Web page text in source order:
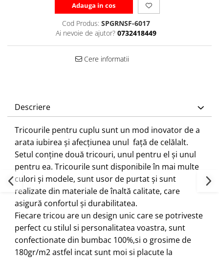
Adauga in cos
Cod Produs: SPGRNSF-6017
Ai nevoie de ajutor? 0732418449
Cere informatii
Descriere
Tricourile pentru cuplu sunt un mod inovator de a
arata iubirea și afecțiunea unul față de celălalt.
Setul conține două tricouri, unul pentru el și unul
pentru ea. Tricourile sunt disponibile în mai multe
culori și modele, sunt usor de purtat și sunt
realizate din materiale de înaltă calitate, care
asigură confortul și durabilitatea.
Fiecare tricou are un design unic care se potriveste
perfect cu stilul si personalitatea voastra, sunt
confectionate din bumbac 100%,si o grosime de
180gr/m2 astfel incat sunt moi si placute la